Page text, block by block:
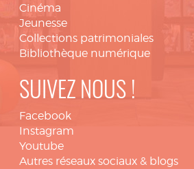
Cinéma
Jeunesse
Collections patrimoniales
Bibliothèque numérique
SUIVEZ NOUS !
Facebook
Instagram
Youtube
Autres réseaux sociaux & blogs